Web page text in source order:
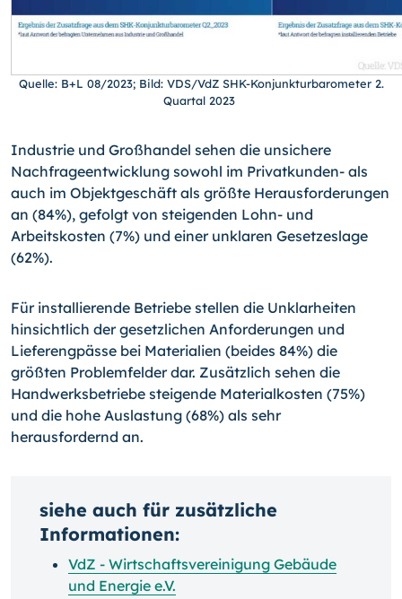
Quelle: B+L 08/2023; Bild: VDS/VdZ SHK-Konjunkturbarometer 2.
Quartal 2023
Industrie und Großhandel sehen die unsichere
Nachfrageentwicklung sowohl im Privatkunden- als
auch im Objektgeschäft als größte Herausforderungen
an (84%), gefolgt von steigenden Lohn- und
Arbeitskosten (7%) und einer unklaren Gesetzeslage
(62%).
Für installierende Betriebe stellen die Unklarheiten
hinsichtlich der gesetzlichen Anforderungen und
Lieferengpässe bei Materialien (beides 84%) die
größten Problemfelder dar. Zusätzlich sehen die
Handwerksbetriebe steigende Materialkosten (75%)
und die hohe Auslastung (68%) als sehr
herausfordernd an.
siehe auch für zusätzliche
Informationen:
VdZ - Wirtschaftsvereinigung Gebäude
und Energie e.V.